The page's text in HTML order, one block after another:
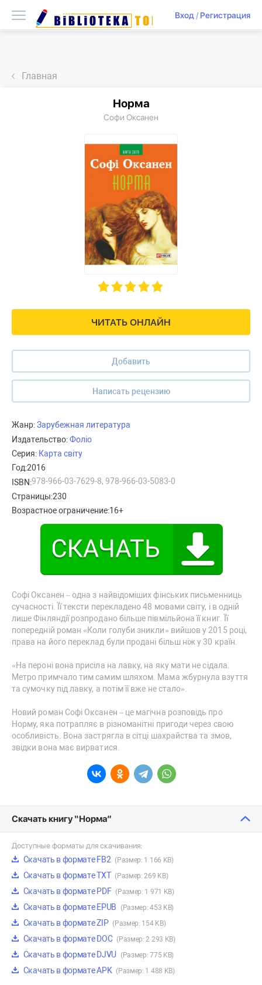
Вход/ Регистрация
Главная
ЧИТАТЬ ОНЛАЙН
Добавить
Написать рецензию
Норма
Софи Оксанен
Жанр:Зарубежная литература
Издательство:Фоліо
Серия: Карта світу
Год:2016
ISBN:978-966-03-7629-8, 978-966-03-5083-0
Страницы:230
Возрастное ограничение:16+
Софі Оксанен – одна з найвідоміших фінських письменниць
сучасності. Її тексти перекладено 48 мовами світу, і в одній
лише Фінляндії розпродано більше півмільйона її книг. Її
попередній роман «Коли голуби зникли» вийшов у 2015 році,
права на його переклад були продані більш ніж у 30 країн.
«На пероні вона присіла на лавку, на яку мати не сідала.
Метро примчало тим самим шляхом. Мама жбурнула взуття
та сумочку під лавку, а потім її вже не стало».
Новий роман Софі Оксанен – це магічна розповідь про
Норму, яка потрапляє в різноманітні пригоди через свою
особливість. Вона застрягла в сітці шахрайства та змов,
звідки вона має вирватися.
Скачать книгу “Норма”
Доступные форматы для скачивания:
Скачать в формате FB2 (Размер: 1 166 KB)
Скачать в формате TXT (Размер: 269 KB)
Скачать в формате PDF (Размер: 1 971 KB)
Скачать в формате EPUB (Размер: 453 KB)
Скачать в формате ZIP (Размер: 154 KB)
Скачать в формате DOC (Размер: 2 293 KB)
Скачать в формате DJVU (Размер: 775 KB)
Скачать в формате APK (Размер: 1 488 KB)